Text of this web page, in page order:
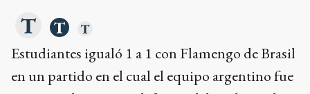
Estudiantes igualó 1 a 1 con Flamengo de Brasil
en un partido en el cual el equipo argentino fue